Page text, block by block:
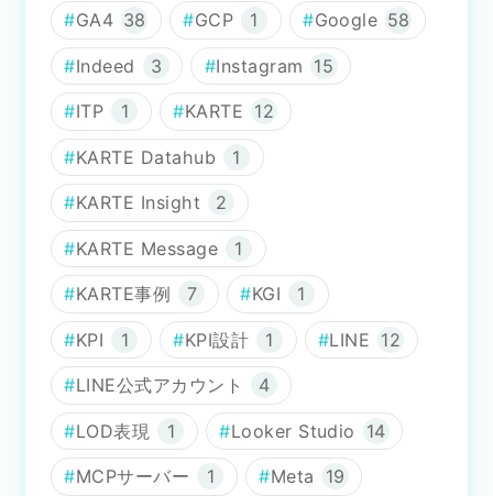
GA4 38 GCP 1 Google 58
Indeed 3 Instagram 15
ITP 1 KARTE 12
KARTE Datahub 1
KARTE Insight 2
KARTE Message 1
KARTE事例 7 KGI 1
KPI 1 KPI設計 1 LINE 12
LINE公式アカウント 4
LOD表現 1 Looker Studio 14
MCPサーバー 1 Meta 19